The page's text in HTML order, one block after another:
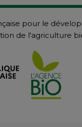
pour le
de l'agriculture